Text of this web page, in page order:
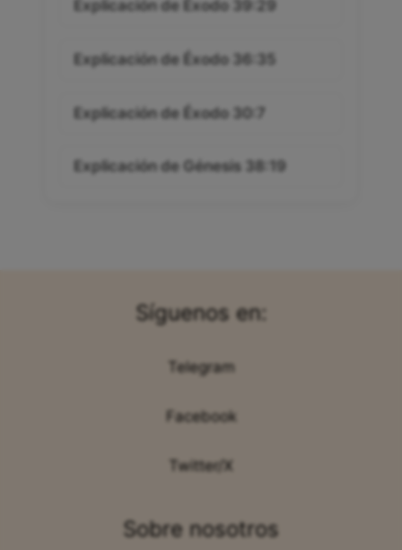
Explicación de Éxodo 39:29
Explicación de Éxodo 36:35
Explicación de Éxodo 30:7
Explicación de Génesis 38:19
Síguenos en:
Telegram
Facebook
Twitter/X
Sobre nosotros